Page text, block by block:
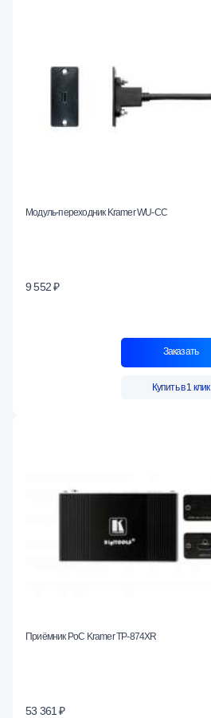
Модуль-переходник Kramer WU-CC
9 552 ₽
Заказать
Купить в 1 клик
Приёмник PoC Kramer TP-874XR
53 361 ₽